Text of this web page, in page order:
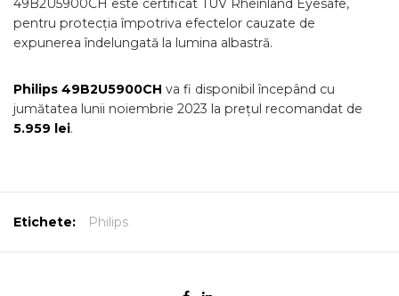
49B2U5900CH este certificat TÜV Rheinland Eyesafe,
pentru protecția împotriva efectelor cauzate de
expunerea îndelungată la lumina albastră.
Philips 49B2U5900CH va fi disponibil începând cu
jumătatea lunii noiembrie 2023 la prețul recomandat de
5.959 lei.
Etichete: Philips